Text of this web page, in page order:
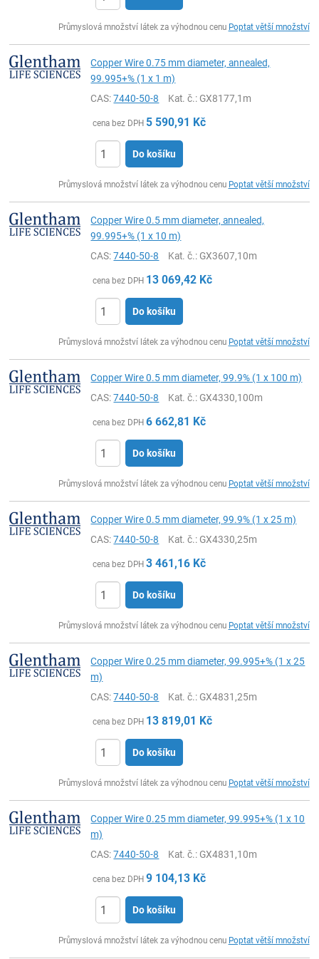
Průmyslová množství látek za výhodnou cenu Poptat větší množství
Copper Wire 0.75 mm diameter, annealed,
99.995+% (1 x 1 m)
CAS:7440-50-8 Kat. č.: GX8177,1m
cena bez DPH 5 590,91 Kč
Do košíku
Průmyslová množství látek za výhodnou cenu Poptat větší množství
Copper Wire 0.5 mm diameter, annealed,
99.995+% (1 x 10 m)
CAS:7440-50-8 Kat. č.: GX3607,10m
cena bez DPH 13 069,42 Kč
Do košíku
Průmyslová množství látek za výhodnou cenu Poptat větší množství
Copper Wire 0.5 mm diameter, 99.9% (1 x 100 m)
CAS:7440-50-8 Kat. č.: GX4330,100m
cena bez DPH 6 662,81 Kč
Do košíku
Průmyslová množství látek za výhodnou cenu Poptat větší množství
Copper Wire 0.5 mm diameter, 99.9% (1 x 25 m)
CAS:7440-50-8 Kat. č.: GX4330,25m
cena bez DPH 3 461,16 Kč
Do košíku
Průmyslová množství látek za výhodnou cenu Poptat větší množství
Copper Wire 0.25 mm diameter, 99.995+% (1 x 25
m)
CAS:7440-50-8 Kat. č.: GX4831,25m
cena bez DPH 13 819,01 Kč
Do košíku
Průmyslová množství látek za výhodnou cenu Poptat větší množství
Copper Wire 0.25 mm diameter, 99.995+% (1 x 10
m)
CAS:7440-50-8 Kat. č.: GX4831,10m
cena bez DPH 9 104,13 Kč
Do košíku
Průmyslová množství látek za výhodnou cenu Poptat větší množství